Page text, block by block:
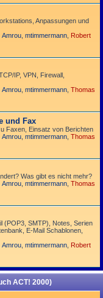
Anpassungen und
Amrou mtimmermann Robert
IP, VPN, Firewall,
Amrou mtimmermann Thomas
und Fax
Faxen, Einsatz von Berichten
Amrou mtimmermann Thomas
Was gibt es nicht mehr?
Amrou mtimmermann Thomas
(POP3, SMTP), Notes, Serien
E-Mail Schablonen,
Amrou mtimmermann Robert
ACT! 2000)